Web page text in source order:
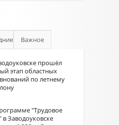
Важное
прошёл
этап областных
по летнему
"Трудовое
в Заводоуковске